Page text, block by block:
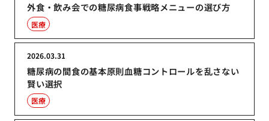
外食・飲み会での糖尿病食事戦略メニューの選び方
医療
糖尿病の間食の基本原則血糖コントロールを乱さない
賢い選択
2026.03.31
医療